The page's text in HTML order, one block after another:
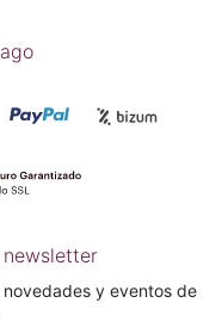
y eventos de